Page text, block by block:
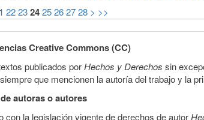
22232425262728 > >>
Creative Commons (CC)
publicados porHechos y Derechos sin
que mencionen la autoría del trabajo y la
autoras o autores
con la legislación vigente de derechos de autor